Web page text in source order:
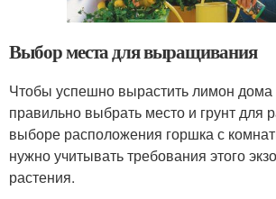
Выбор места для выращивания
Чтобы успешно вырастить лимон дома
правильно выбрать место и грунт для
выборе расположения горшка с
нужно учитывать требования этого
растения.